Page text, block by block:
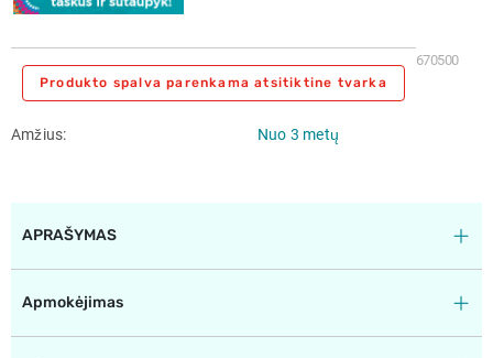
670500
Produkto spalva parenkama atsitiktine tvarka
Amžius Nuo 3 metų
APRAŠYMAS
Apmokėjimas